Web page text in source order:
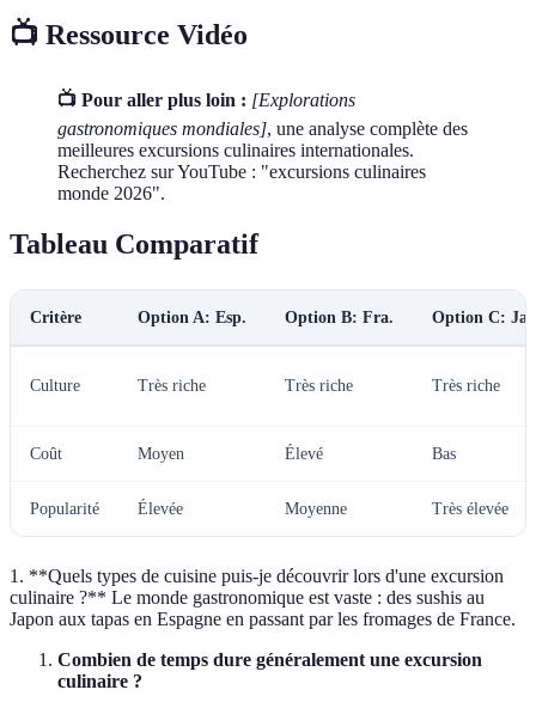
📺 Ressource Vidéo
📺 Pour aller plus loin : [Explorations
gastronomiques mondiales], une analyse complète des
meilleures excursions culinaires internationales.
Recherchez sur YouTube : "excursions culinaires
monde 2026".
Tableau Comparatif
Critère Option A: Esp. Option B: Fra. Option C:
Culture Très riche Très riche Très riche
Coût Moyen Élevé Bas
Popularité Élevée Moyenne Très élevée
1. **Quels types de cuisine puis-je découvrir lors d'une excursion
culinaire ?** Le monde gastronomique est vaste : des sushis au
Japon aux tapas en Espagne en passant par les fromages de France.
Combien de temps dure généralement une excursion
culinaire ?